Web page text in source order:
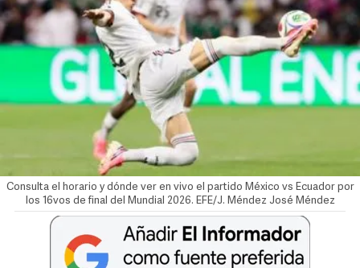
Consulta el horario y dónde ver en vivo el partido México vs Ecuador por
los 16vos de final del Mundial 2026. EFE/J. Méndez José Méndez